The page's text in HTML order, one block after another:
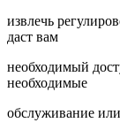
извлечь
даст вам
необходимый
необходимые
обслуживание